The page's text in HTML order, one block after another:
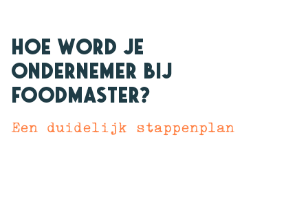
Hoe word je
ondernemer bij
Foodmaster?
Een duidelijk stappenplan